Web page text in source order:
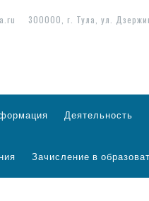
300000, г. Тула, ул.
Деятельность
Зачисление в